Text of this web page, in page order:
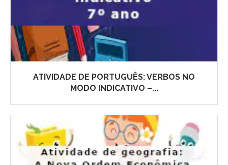
ATIVIDADE DE PORTUGUÊS: VERBOS NO
MODO INDICATIVO –...